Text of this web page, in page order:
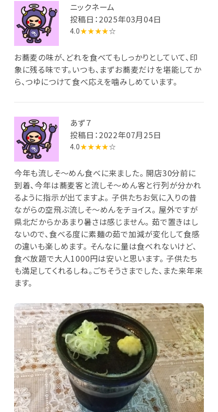
ニックネーム
投稿日：2025年03月04日
4.0★★★★☆
お蕎麦の味が、どれを食べてもしっかりとしていて、印
象に残る味です。いつも、まずお蕎麦だけを堪能してか
ら、つゆにつけて食べ応えを噛みしめています。
あず７
投稿日：2022年07月25日
4.0★★★★☆
今年も流しそ〜めん食べに来ました。 開店30分前に
到着、今年は蕎麦客と流しそ〜めん客と行列が分かれ
るように指示が出てますよ。 子供たちお気に入りの昔
ながらの空飛ぶ流しそ〜めんをチョイス。 屋外ですが
県北だからかあまり暑さは感じません。 茹で置きはし
ないので、食べる度に素麺の茹で加減が変化して食感
の違いも楽しめます。 そんなに量は食べれないけど、
食べ放題で大人1000円は安いと思います。 子供たち
も満足してくれるしね。ごちそうさまでした、また来年来
ます。